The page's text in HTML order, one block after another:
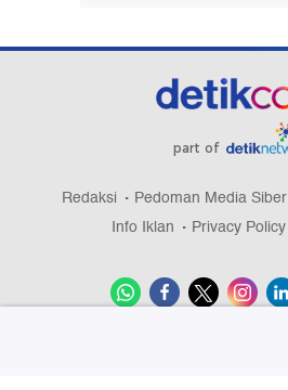
part of
Redaksi Pedoman Media Siber
Info Iklan
Privacy Policy